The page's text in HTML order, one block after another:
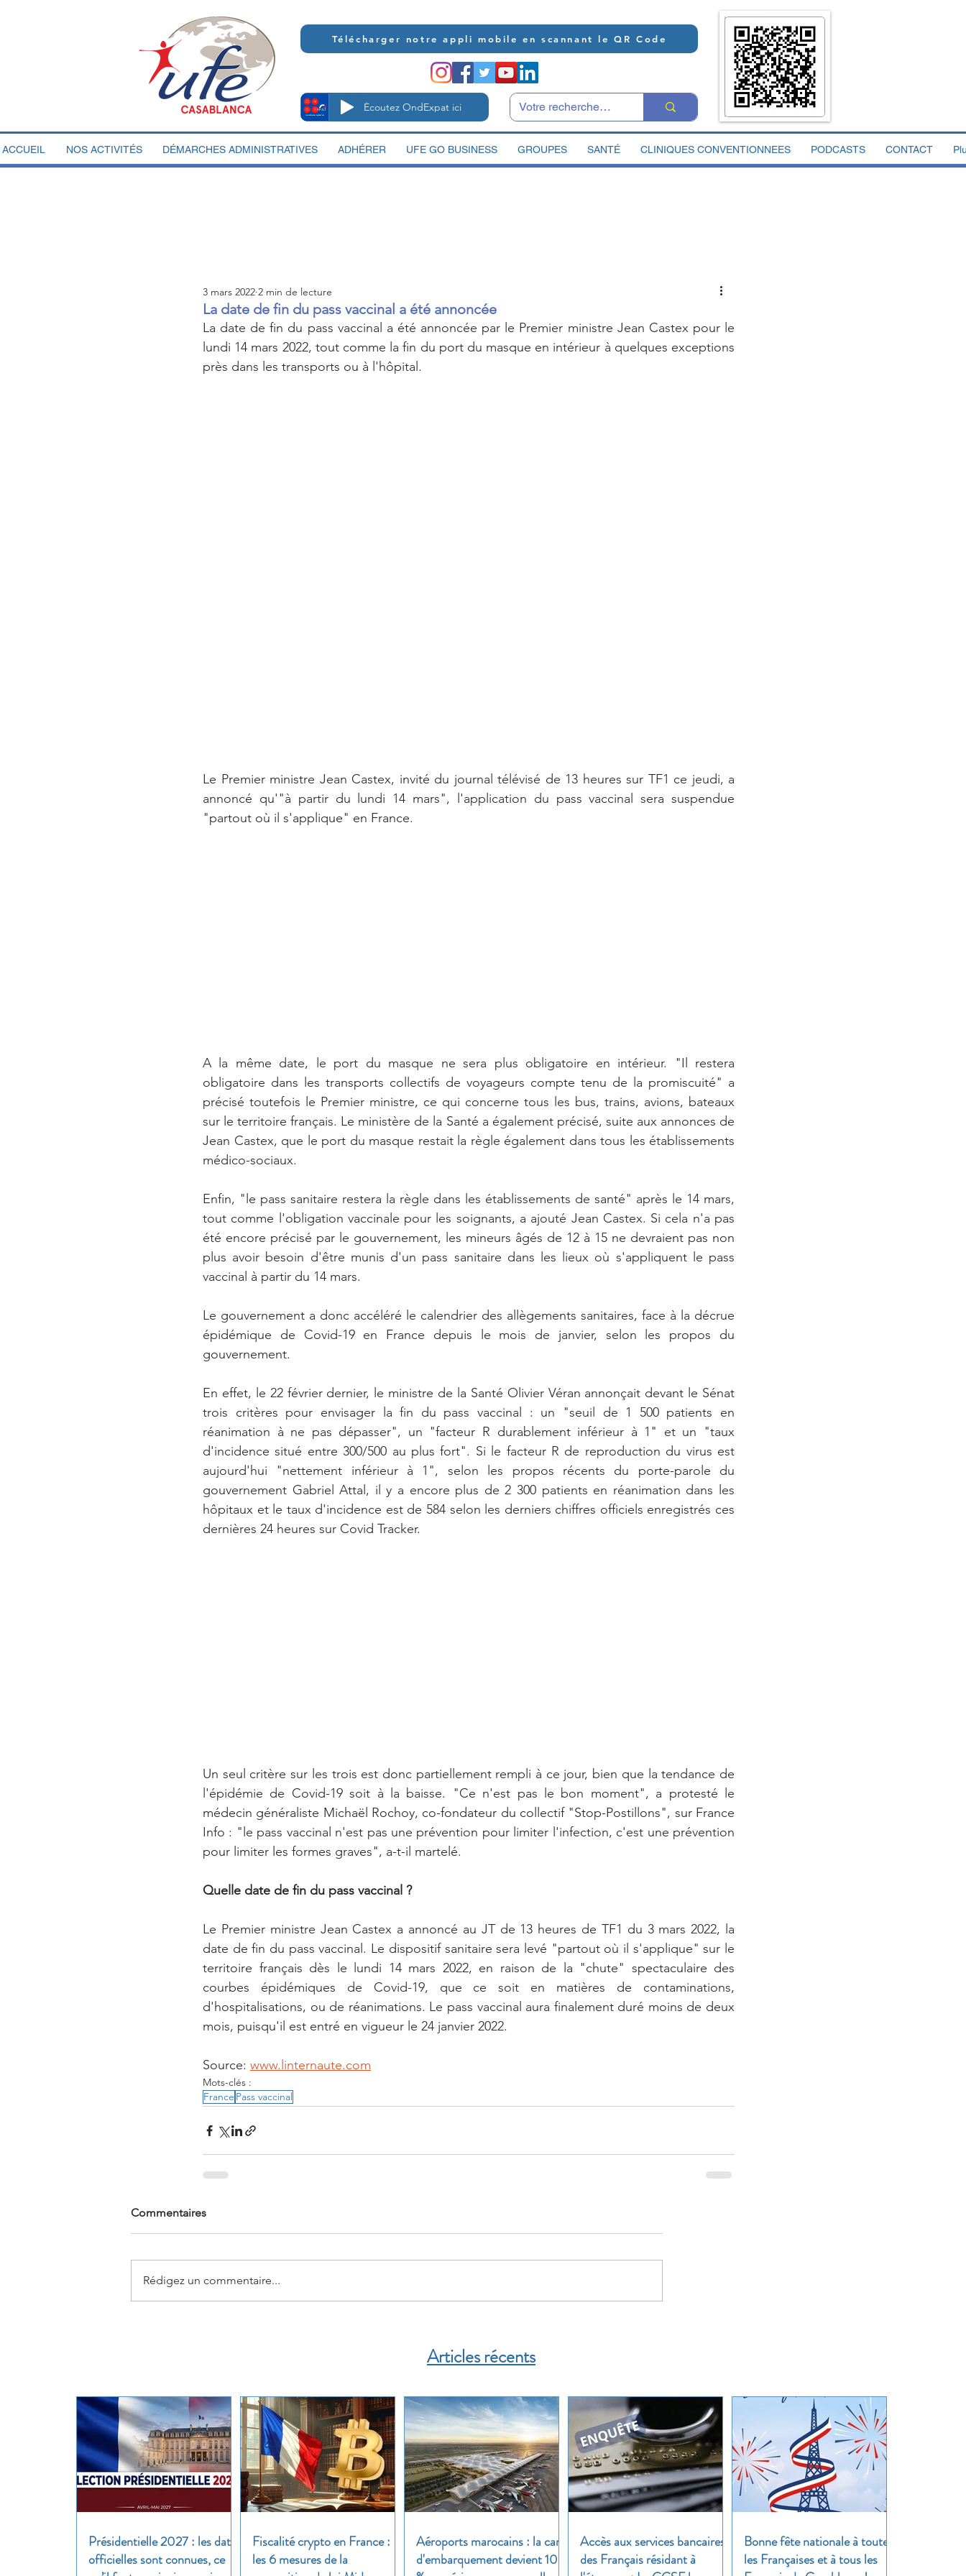
Télécharger notre appli mobile en scannant le QR Code
Écoutez OndExpat ici
ACCUEIL NOS ACTIVITÉS DÉMARCHES ADMINISTRATIVES ADHÉRER UFE GO BUSINESS GROUPES SANTÉ CLINIQUES CONVENTIONNEES PODCASTS CONTACT
La date de fin du pass vaccinal a été annoncée
3 mars 2022 2 min de lecture
La date de fin du pass vaccinal a été annoncée par le Premier ministre Jean Castex pour le
lundi 14 mars 2022, tout comme la fin du port du masque en intérieur à quelques exceptions
près dans les transports ou à l'hôpital.
Le Premier ministre Jean Castex, invité du journal télévisé de 13 heures sur TF1 ce jeudi, a
annoncé qu'"à partir du lundi 14 mars", l'application du pass vaccinal sera suspendue
"partout où il s'applique" en France.
A la même date, le port du masque ne sera plus obligatoire en intérieur. "Il restera
obligatoire dans les transports collectifs de voyageurs compte tenu de la promiscuité" a
précisé toutefois le Premier ministre, ce qui concerne tous les bus, trains, avions, bateaux
sur le territoire français. Le ministère de la Santé a également précisé, suite aux annonces de
Jean Castex, que le port du masque restait la règle également dans tous les établissements
médico-sociaux.
Enfin, "le pass sanitaire restera la règle dans les établissements de santé" après le 14 mars,
tout comme l'obligation vaccinale pour les soignants, a ajouté Jean Castex. Si cela n'a pas
été encore précisé par le gouvernement, les mineurs âgés de 12 à 15 ne devraient pas non
plus avoir besoin d'être munis d'un pass sanitaire dans les lieux où s'appliquent le pass
vaccinal à partir du 14 mars.
Le gouvernement a donc accéléré le calendrier des allègements sanitaires, face à la décrue
épidémique de Covid-19 en France depuis le mois de janvier, selon les propos du
gouvernement.
En effet, le 22 février dernier, le ministre de la Santé Olivier Véran annonçait devant le Sénat
trois critères pour envisager la fin du pass vaccinal : un "seuil de 1 500 patients en
réanimation à ne pas dépasser", un "facteur R durablement inférieur à 1" et un "taux
d'incidence situé entre 300/500 au plus fort". Si le facteur R de reproduction du virus est
aujourd'hui "nettement inférieur à 1", selon les propos récents du porte-parole du
gouvernement Gabriel Attal, il y a encore plus de 2 300 patients en réanimation dans les
hôpitaux et le taux d'incidence est de 584 selon les derniers chiffres officiels enregistrés ces
dernières 24 heures sur Covid Tracker.
Un seul critère sur les trois est donc partiellement rempli à ce jour, bien que la tendance de
l'épidémie de Covid-19 soit à la baisse. "Ce n'est pas le bon moment", a protesté le
médecin généraliste Michaël Rochoy, co-fondateur du collectif "Stop-Postillons", sur France
Info : "le pass vaccinal n'est pas une prévention pour limiter l'infection, c'est une prévention
pour limiter les formes graves", a-t-il martelé.
Quelle date de fin du pass vaccinal ?
Le Premier ministre Jean Castex a annoncé au JT de 13 heures de TF1 du 3 mars 2022, la
date de fin du pass vaccinal. Le dispositif sanitaire sera levé "partout où il s'applique" sur le
territoire français dès le lundi 14 mars 2022, en raison de la "chute" spectaculaire des
courbes épidémiques de Covid-19, que ce soit en matières de contaminations,
d'hospitalisations, ou de réanimations. Le pass vaccinal aura finalement duré moins de deux
mois, puisqu'il est entré en vigueur le 24 janvier 2022.
Source: www.linternaute.com
Mots-clés :
France Pass vaccinal
Commentaires
Rédigez un commentaire...
Articles récents
Présidentielle 2027 : les dates
officielles sont connues, ce
Fiscalité crypto en France :
les 6 mesures de la
Aéroports marocains : la carte
d'embarquement devient 100
Accès aux services bancaires
des Français résidant à
Bonne fête nationale à toutes
les Françaises et à tous les